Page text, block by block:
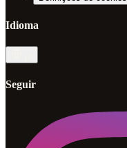
Idioma
Seguir